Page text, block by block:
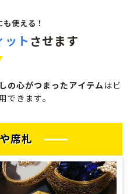
使える！
ット させます
の心がつまったアイテムはビ
できます。
席札